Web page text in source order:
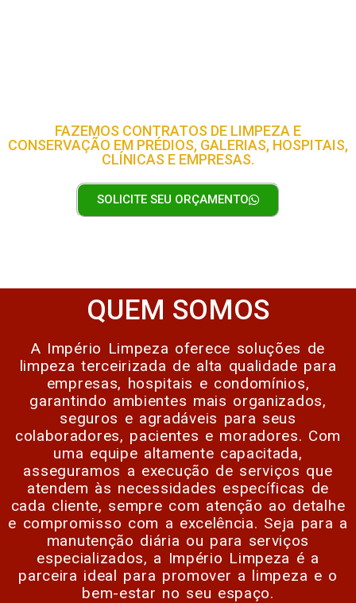
FAZEMOS CONTRATOS DE LIMPEZA E
CONSERVAÇÃO EM PRÉDIOS, GALERIAS, HOSPITAIS,
CLÍNICAS E EMPRESAS.
SOLICITE SEU ORÇAMENTO
QUEM SOMOS
A Império Limpeza oferece soluções de
limpeza terceirizada de alta qualidade para
empresas, hospitais e condomínios,
garantindo ambientes mais organizados,
seguros e agradáveis para seus
colaboradores, pacientes e moradores. Com
uma equipe altamente capacitada,
asseguramos a execução de serviços que
atendem às necessidades específicas de
cada cliente, sempre com atenção ao detalhe
e compromisso com a excelência. Seja para a
manutenção diária ou para serviços
especializados, a Império Limpeza é a
parceira ideal para promover a limpeza e o
bem-estar no seu espaço.